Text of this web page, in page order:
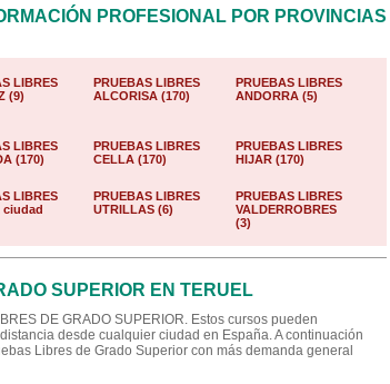
PROFESIONAL POR PROVINCIAS
LIBRES
(9)
PRUEBAS LIBRES
ALCORISA (170)
PRUEBAS LIBRES
ANDORRA (5)
LIBRES
(170)
PRUEBAS LIBRES
CELLA (170)
PRUEBAS LIBRES
HIJAR (170)
LIBRES
ciudad
PRUEBAS LIBRES
UTRILLAS (6)
PRUEBAS LIBRES
VALDERROBRES
(3)
SUPERIOR EN TERUEL
DE GRADO SUPERIOR. Estos cursos pueden
desde cualquier ciudad en España. A continuación
Libres de Grado Superior con más demanda general